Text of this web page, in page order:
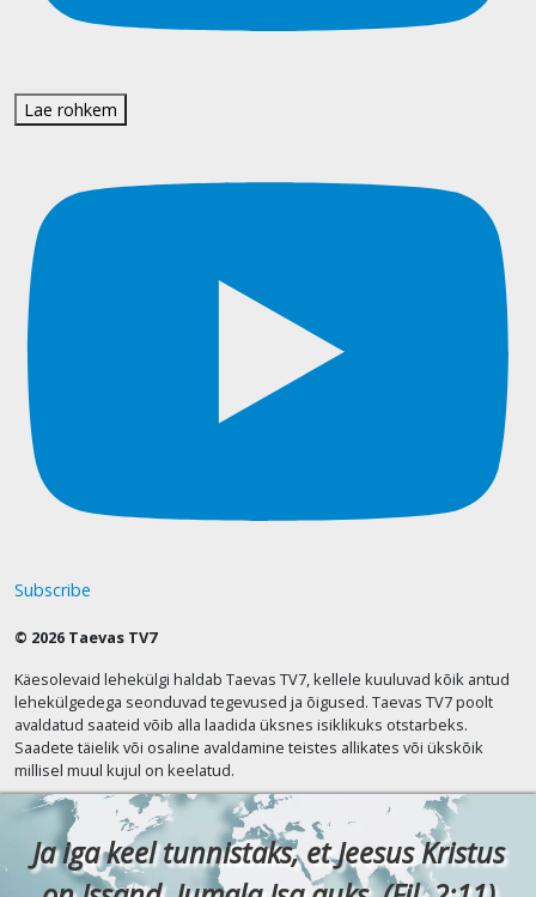
Lae rohkem
Subscribe
© 2026 Taevas TV7
Käesolevaid lehekülgi haldab Taevas TV7, kellele kuuluvad kõik antud
lehekülgedega seonduvad tegevused ja õigused. Taevas TV7 poolt
avaldatud saateid võib alla laadida üksnes isiklikuks otstarbeks.
Saadete täielik või osaline avaldamine teistes allikates või ükskõik
millisel muul kujul on keelatud.
Ja iga keel tunnistaks, et Jeesus Kristus